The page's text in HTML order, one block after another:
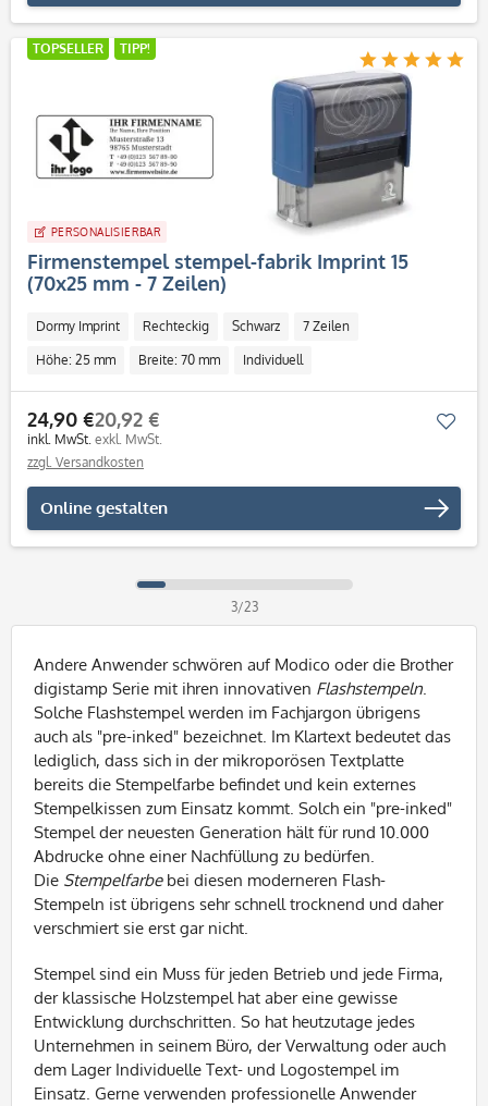
TOPSELLER TIPP!
PERSONALISIERBAR
Firmenstempel stempel-fabrik Imprint 15
(70x25 mm - 7 Zeilen)
Dormy Imprint Rechteckig Schwarz 7 Zeilen
Höhe: 25 mm Breite: 70 mm Individuell
24,90 €
inkl. MwSt.
20,92 €
exkl. MwSt.
zzgl. Versandkosten
Online gestalten
3/23
Andere Anwender schwören auf Modico oder die Brother
digistamp Serie mit ihren innovativen Flashstempeln.
Solche Flashstempel werden im Fachjargon übrigens
auch als "pre-inked" bezeichnet. Im Klartext bedeutet das
lediglich, dass sich in der mikroporösen Textplatte
bereits die Stempelfarbe befindet und kein externes
Stempelkissen zum Einsatz kommt. Solch ein "pre-inked"
Stempel der neuesten Generation hält für rund 10.000
Abdrucke ohne einer Nachfüllung zu bedürfen.
Die Stempelfarbebei diesen moderneren Flash-
Stempeln ist übrigens sehr schnell trocknend und daher
verschmiert sie erst gar nicht.
Stempel sind ein Muss für jeden Betrieb und jede Firma,
der klassische Holzstempelhat aber eine gewisse
Entwicklung durchschritten. So hat heutzutage jedes
Unternehmen in seinem Büro, der Verwaltung oder auch
dem Lager Individuelle Text- und Logostempelim
Einsatz. Gerne verwenden professionelle Anwender